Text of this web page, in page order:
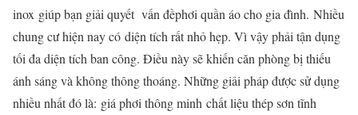
inox giúp bạn giải quyết vấn đềphơi quần áo cho gia đình. Nhiều
chung cư hiện nay có diện tích rất nhỏ hẹp. Vì vậy phải tận dụng
tối đa diện tích ban công. Điều này sẽ khiến căn phòng bị thiếu
ánh sáng và không thông thoáng. Những giải pháp được sử dụng
nhiều nhất đó là: giá phơi thông minh chất liệu thép sơn tĩnh